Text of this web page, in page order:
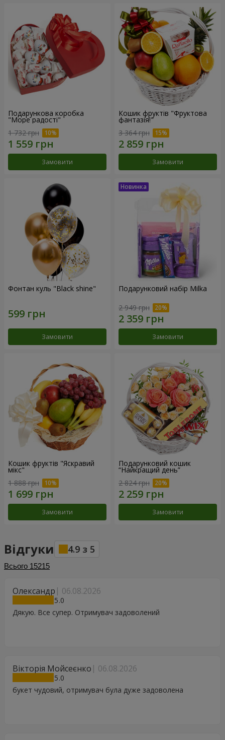
Подарункова коробка
"Море радості"
1 732 грн
Замовити
Кошик фруктів "Фруктова
фантазія!"
3 364 грн
Замовити
Фонтан куль "Black shine"
Замовити
Подарунковий набір Milka
2 949 грн
Замовити
Кошик фруктів "Яскравий
мікс"
1 888 грн
Замовити
Подарунковий кошик
“Найкращий день”
2 824 грн
Замовити
Відгуки 4.9 з 5
Всього 15215
Олександр 06.08.2026
5
Дякую. Все супер. Отримувач задоволений
Вікторія Мойсеєнко 06.08.2026
5
букет чудовий, отримувач була дуже задоволена